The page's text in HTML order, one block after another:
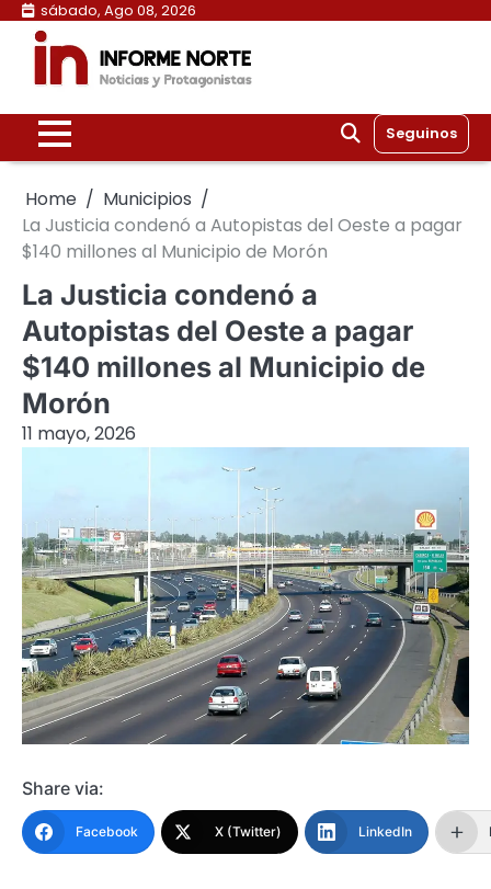
Skip
content
sábado, Ago 08, 2026
Seguinos
Home
Municipios
La Justicia condenó a Autopistas del Oeste a pagar
$140 millones al Municipio de Morón
La Justicia condenó a
Autopistas del Oeste a pagar
$140 millones al Municipio de
Morón
11 mayo, 2026
Share via:
Facebook X (Twitter) LinkedIn